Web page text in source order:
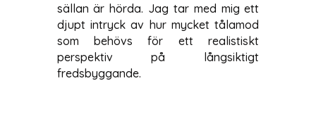
sällan är hörda. Jag tar med mig ett
djupt intryck av hur mycket tålamod
som behövs för ett realistiskt
perspektiv på långsiktigt
fredsbyggande.